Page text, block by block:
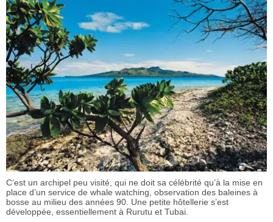
C’est un archipel peu visité, qui ne doit sa célébrité qu’à la mise en
place d’un service de whale watching, observation des baleines à
bosse au milieu des années 90. Une petite hôtellerie s’est
développée, essentiellement à Rurutu et Tubai.